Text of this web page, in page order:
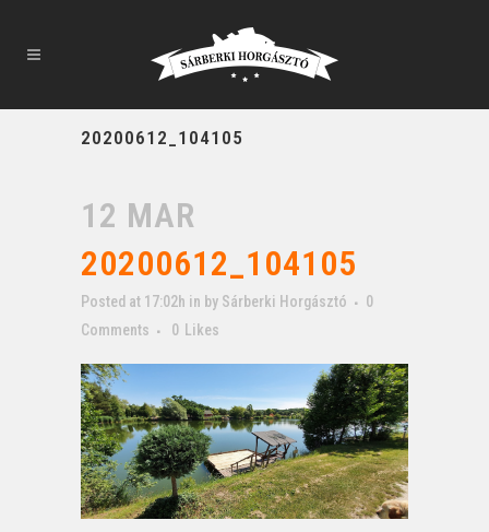
20200612_104105
12 MAR
20200612_104105
Posted at 17:02h in by Sárberki Horgásztó
0
Comments
0 Likes